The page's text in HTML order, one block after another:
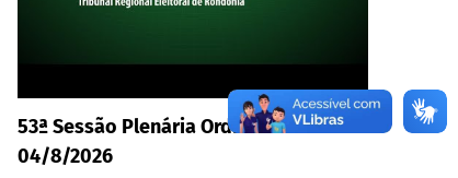
53ª Sessão Plenária Ordinária -
04/8/2026